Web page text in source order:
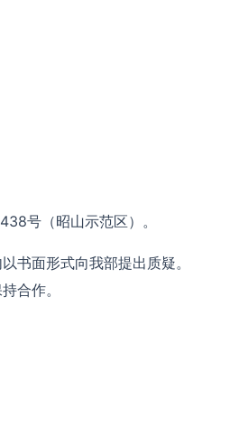
号（昭山示范区）。
书面形式向我部提出质疑。
合作。